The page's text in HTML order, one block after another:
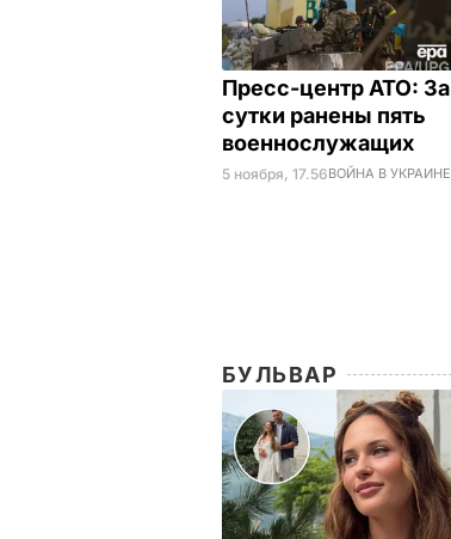
Пресс-центр АТО: За
сутки ранены пять
военнослужащих
5 ноября, 17.56ВОЙНА В УКРАИНЕ
БУЛЬВАР